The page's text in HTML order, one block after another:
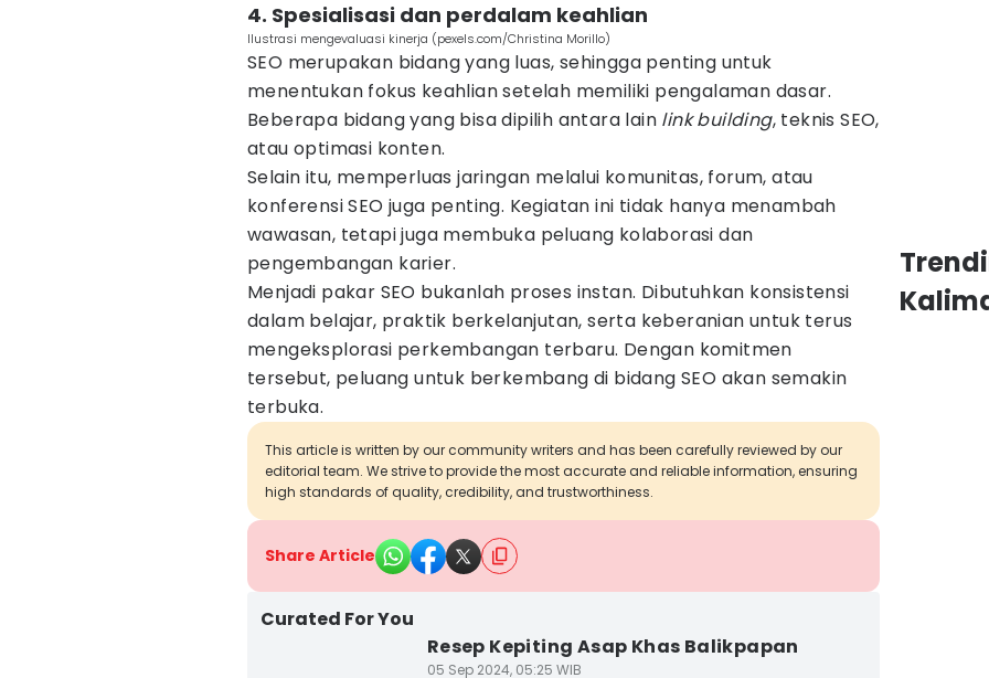
4. Spesialisasi dan perdalam keahlian
Ilustrasi mengevaluasi kinerja (pexels.com/Christina Morillo)
SEO merupakan bidang yang luas, sehingga penting untuk
menentukan fokus keahlian setelah memiliki pengalaman dasar.
Beberapa bidang yang bisa dipilih antara lain link building, teknis SEO,
atau optimasi konten.
Selain itu, memperluas jaringan melalui komunitas, forum, atau
konferensi SEO juga penting. Kegiatan ini tidak hanya menambah
wawasan, tetapi juga membuka peluang kolaborasi dan
pengembangan karier.
Menjadi pakar SEO bukanlah proses instan. Dibutuhkan konsistensi
dalam belajar, praktik berkelanjutan, serta keberanian untuk terus
mengeksplorasi perkembangan terbaru. Dengan komitmen
tersebut, peluang untuk berkembang di bidang SEO akan semakin
terbuka.
This article is written by our community writers and has been carefully reviewed by our
editorial team. We strive to provide the most accurate and reliable information, ensuring
high standards of quality, credibility, and trustworthiness.
Share Article
Curated For You
Resep Kepiting Asap Khas Balikpapan
05 Sep 2024, 05:25 WIB